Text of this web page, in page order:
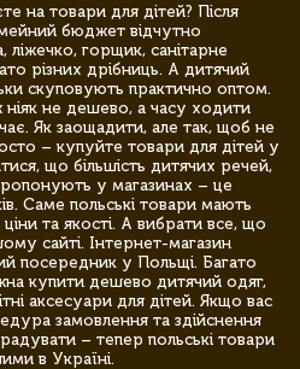
на товари для дітей? Після
бюджет відчутно
ліжечко, горщик, санітарне
різних дрібниць. А дитячий
скуповують практично оптом.
не дешево, а часу ходити
Як заощадити, але так, щоб не
– купуйте товари для дітей у
що більшість дитячих речей,
у магазинах – це
Саме польські товари мають
та якості. А вибрати все, що
сайті. Інтернет-магазин
посередник у Польщі. Багато
купити дешево дитячий одяг,
аксесуари для дітей. Якщо вас
замовлення та здійснення
– тепер польські товари
в Україні.